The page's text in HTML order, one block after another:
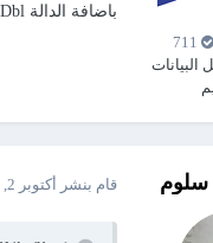
البيانات
باضافة الدالة CDbl
سلوم قام بنشر أكتوبر 2, 2025